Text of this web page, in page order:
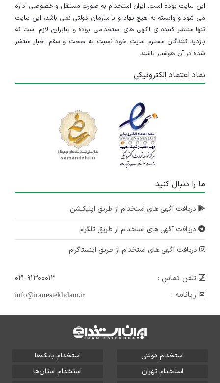
این سایت بوده است. ایران استخدام به صورت مستقل و خصوصی اداره
می شود و وابسته به هیچ نهاد و یا سازمان دولتی نمی باشد، این سایت
تنها منتشر کننده ی آگهی های استخدامی بوده و بنابراین لازم است که
بازدید کنندگان محترم سایت خود نسبت به صحت و سقم اخبار منتشر
شده در آن هوشیار باشند.
نماد اعتماد الکترونیکی
ما را دنبال کنید
دریافت آگهی های استخدام از طریق اپلیکیشن
دریافت آگهی های استخدام از طریق تلگرام
دریافت آگهی های استخدام از طریق اینستاگرام
تلفن تماس :
۰۲۱-۹۱۳۰۰۰۱۳
رایانامه :
info@iranestekhdam.ir
استخدام دولتی
استخدام بانک‌ها
استخدام تهران
استخدام استان‌ها